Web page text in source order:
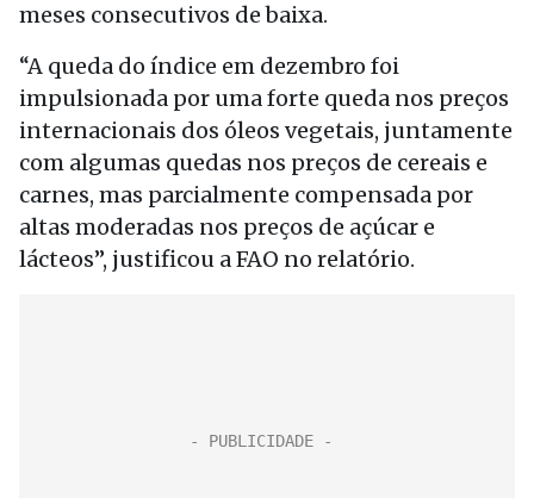
meses consecutivos de baixa.
“A queda do índice em dezembro foi
impulsionada por uma forte queda nos preços
internacionais dos óleos vegetais, juntamente
com algumas quedas nos preços de cereais e
carnes, mas parcialmente compensada por
altas moderadas nos preços de açúcar e
lácteos”, justificou a FAO no relatório.